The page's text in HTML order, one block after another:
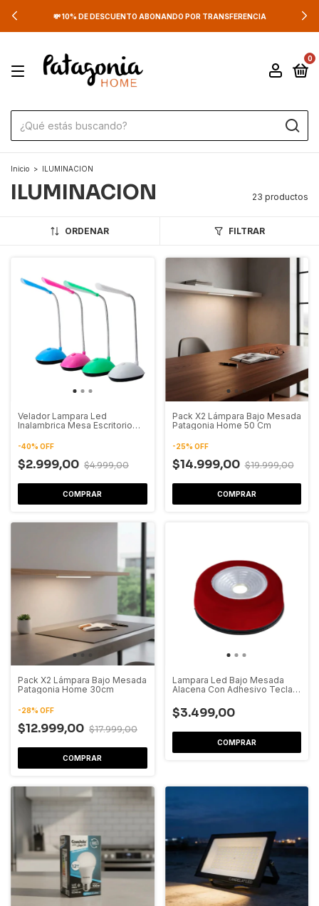
💳 3 CUOTAS SIN INTERÉS SUPERANDO LOS $100.000
0
Inicio > ILUMINACION
ILUMINACION 23 productos
ORDENAR FILTRAR
Velador Lampara Led
Inalambrica Mesa Escritorio
-40% OFF
$2.999,00 $4.999,00
COMPRAR
Pack X2 Lámpara Bajo Mesada
Patagonia Home 50 Cm
-25% OFF
$14.999,00 $19.999,00
Pack X2 Lámpara Bajo Mesada
Patagonia Home 30cm
-28% OFF
$12.999,00 $17.999,00
Lampara Led Bajo Mesada
Alacena Con Adhesivo Tecla
$3.499,00
COMPRAR